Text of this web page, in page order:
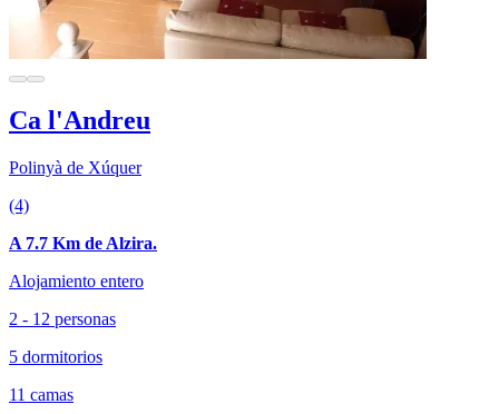
Ca l'Andreu
Polinyà de Xúquer
(4)
A 7.7 Km de Alzira.
Alojamiento entero
2 - 12 personas
5 dormitorios
11 camas